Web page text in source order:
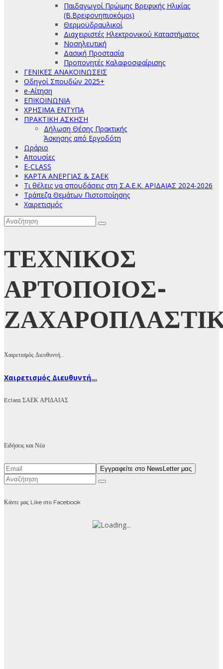
Παιδαγωγοί Πρώιμης Βρεφικής Ηλικίας
(Β.Βρεφονηπιοκόμοι)
Θερμοϋδραυλικοί
Διαχειριστές Ηλεκτρονικού Καταστήματος
Νοσηλευτική
Δασική Προστασία
Προπονητές Καλαφοσφαίρισης
ΓΕΝΙΚΕΣ ΑΝΑΚΟΙΝΩΣΕΙΣ
Οδηγοί Σπουδών 2025+
e-Αίτηση
ΕΠΙΚΟΙΝΩΝΙΑ
ΧΡΗΣΙΜΑ ΕΝΤΥΠΑ
ΠΡΑΚΤΙΚΗ ΑΣΚΗΣΗ
Δήλωση Θέσης Πρακτικής
Άσκησης από Εργοδότη
Ωράριο
Απουσίες
E-CLASS
ΚΑΡΤΑ ΑΝΕΡΓΙΑΣ & ΣΑΕΚ
Τι θέλεις να σπουδάσεις στη Σ.Α.Ε.Κ. ΑΡΙΔΑΙΑΣ 2024-2026
Τράπεζα Θεμάτων Πιστοποίησης
Χαιρετισμός
ΤΕΧΝΙΚΟΣ
ΑΡΤΟΠΟΙΟΣ-
Χαιρετισμός Διευθυντή…
Χαιρετισμός Διευθυντή...
Eclass ΣΑΕΚ ΑΡΙΔΑΙΑΣ
Ειδήσεις και Νέα
Κάντε μας Like στο Facebook